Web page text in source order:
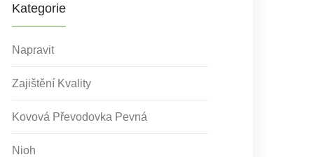
Kategorie
Napravit
Zajištění Kvality
Kovová Převodovka Pevná
Nioh